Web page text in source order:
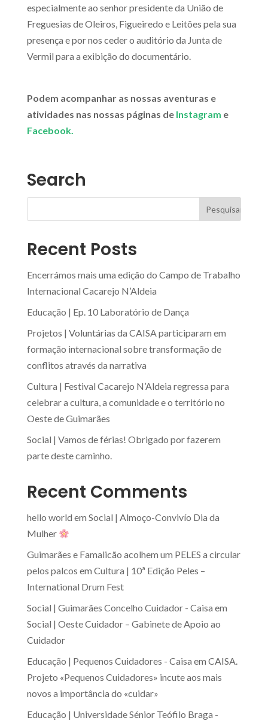
especialmente ao senhor presidente da União de
Freguesias de Oleiros, Figueiredo e Leitões pela sua
presença e por nos ceder o auditório da Junta de
Vermil para a exibição do documentário.
Podem acompanhar as nossas aventuras e
atividades nas nossas páginas de Instagram e
Facebook.
Search
Recent Posts
Encerrámos mais uma edição do Campo de Trabalho
Internacional Cacarejo N’Aldeia
Educação | Ep. 10 Laboratório de Dança
Projetos | Voluntárias da CAISA participaram em
formação internacional sobre transformação de
conflitos através da narrativa
Cultura | Festival Cacarejo N’Aldeia regressa para
celebrar a cultura, a comunidade e o território no
Oeste de Guimarães
Social | Vamos de férias! Obrigado por fazerem
parte deste caminho.
Recent Comments
hello world em Social | Almoço-Convivío Dia da
Mulher
Guimarães e Famalicão acolhem um PELES a circular
pelos palcos em Cultura | 10ª Edição Peles –
International Drum Fest
Social | Guimarães Concelho Cuidador - Caisa em
Social | Oeste Cuidador – Gabinete de Apoio ao
Cuidador
Educação | Pequenos Cuidadores - Caisa em CAISA.
Projeto «Pequenos Cuidadores» incute aos mais
novos a importância do «cuidar»
Educação | Universidade Sénior Teófilo Braga -